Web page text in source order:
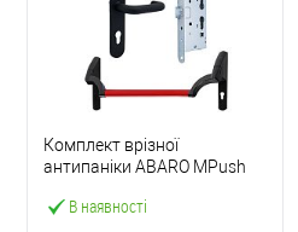
В наявності
Комплект врізної
антипаніки ABARO МPush
червоний із замком та